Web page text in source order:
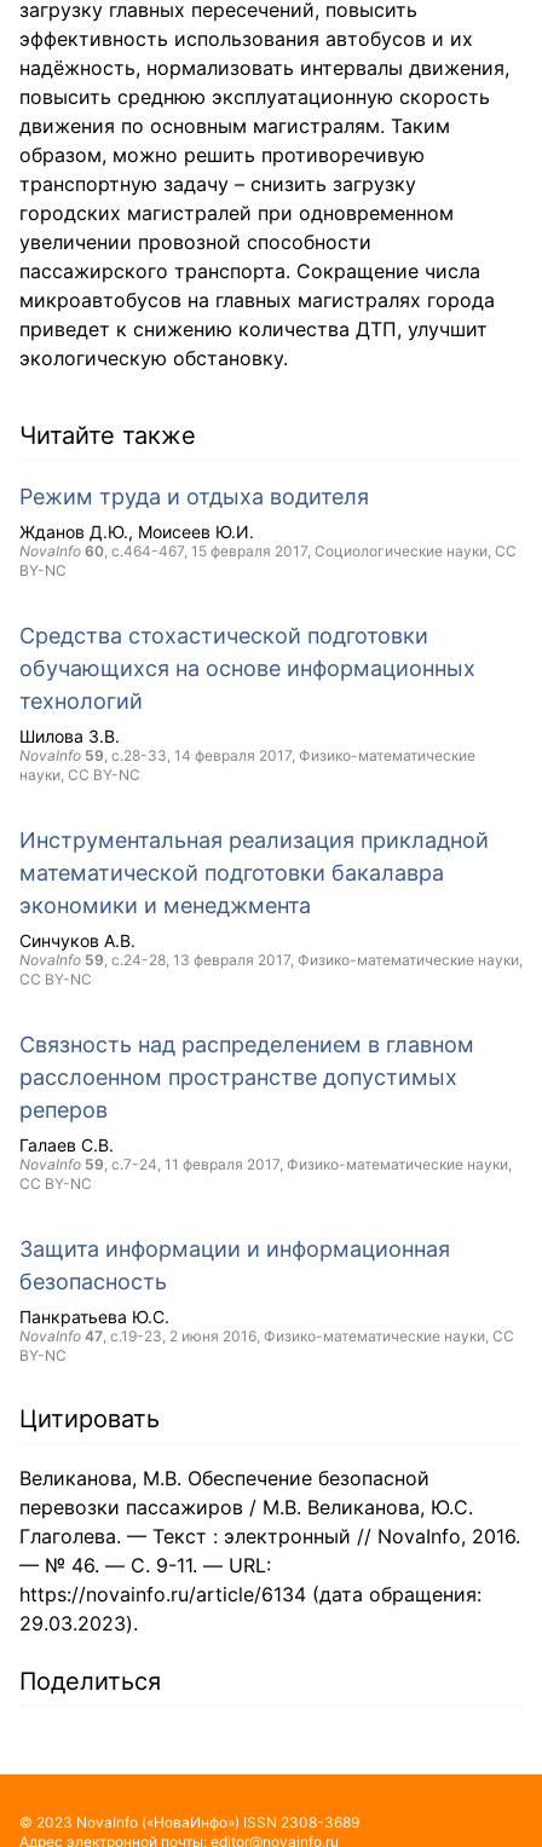
загрузку главных пересечений, повысить
эффективность использования автобусов и их
надёжность, нормализовать интервалы движения,
повысить среднюю эксплуатационную скорость
движения по основным магистралям. Таким
образом, можно решить противоречивую
транспортную задачу – снизить загрузку
городских магистралей при одновременном
увеличении провозной способности
пассажирского транспорта. Сокращение числа
микроавтобусов на главных магистралях города
приведет к снижению количества ДТП, улучшит
экологическую обстановку.
Читайте также
Режим труда и отдыха водителя
Жданов Д.Ю. Моисеев Ю.И.
NovaInfo 60, с.464-467, 15 февраля 2017, Социологические науки, CC
BY-NC
Средства стохастической подготовки
обучающихся на основе информационных
технологий
Шилова З.В.
NovaInfo 59, с.28-33, 14 февраля 2017, Физико-математические
науки, CC BY-NC
Инструментальная реализация прикладной
математической подготовки бакалавра
экономики и менеджмента
Синчуков А.В.
NovaInfo 59, с.24-28, 13 февраля 2017, Физико-математические науки,
CC BY-NC
Связность над распределением в главном
расслоенном пространстве допустимых
реперов
Галаев С.В.
NovaInfo 59, с.7-24, 11 февраля 2017, Физико-математические науки,
CC BY-NC
Защита информации и информационная
безопасность
Панкратьева Ю.С.
NovaInfo 47, с.19-23, 2 июня 2016, Физико-математические науки, CC
BY-NC
Цитировать
Великанова, М.В. Обеспечение безопасной
перевозки пассажиров / М.В. Великанова, Ю.С.
Глаголева. — Текст : электронный // NovaInfo, 2016.
— № 46. — С. 9-11. — URL:
https://novainfo.ru/article/6134 (дата обращения:
29.03.2023).
Поделиться
© 2023 NovaInfo («НоваИнфо») ISSN 2308-3689
Адрес электронной почты: editor@novainfo.ru